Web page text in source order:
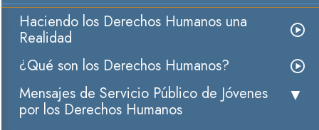
Haciendo los Derechos Humanos una
Realidad
¿Qué son los Derechos Humanos?
Mensajes de Servicio Público de Jóvenes
por los Derechos Humanos